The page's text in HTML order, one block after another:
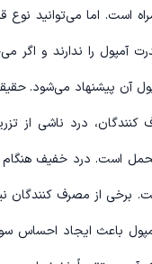
است. اما می‌توانید
آمپول را ندارند و اگر
آن پیشنهاد می‌شود.
کنندگان، درد ناشی از
است. درد خفیف هنگام
برخی از مصرف کنندگان
باعث ایجاد